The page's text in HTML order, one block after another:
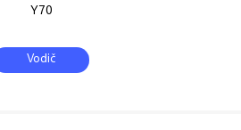
Y70
Vodič